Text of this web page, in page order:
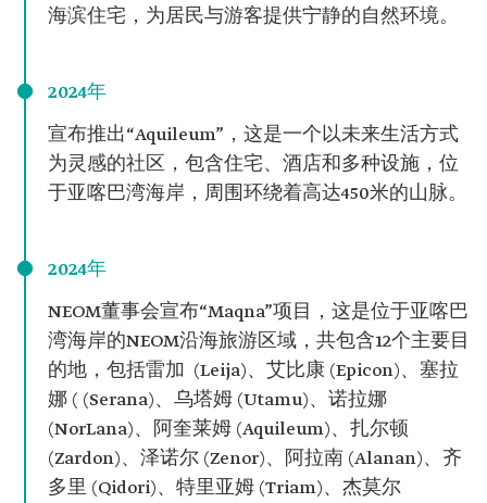
海滨住宅，为居民与游客提供宁静的自然环境。
2024年
宣布推出“Aquileum”，这是一个以未来生活方式
为灵感的社区，包含住宅、酒店和多种设施，位
于亚喀巴湾海岸，周围环绕着高达450米的山脉。
2024年
NEOM董事会宣布“Maqna”项目，这是位于亚喀巴
湾海岸的NEOM沿海旅游区域，共包含12个主要目
的地，包括雷加 (Leija)、艾比康 (Epicon)、塞拉
娜 ( (Serana)、乌塔姆 (Utamu)、诺拉娜
(NorLana)、阿奎莱姆 (Aquileum)、扎尔顿
(Zardon)、泽诺尔 (Zenor)、阿拉南 (Alanan)、齐
多里 (Qidori)、特里亚姆 (Triam)、杰莫尔